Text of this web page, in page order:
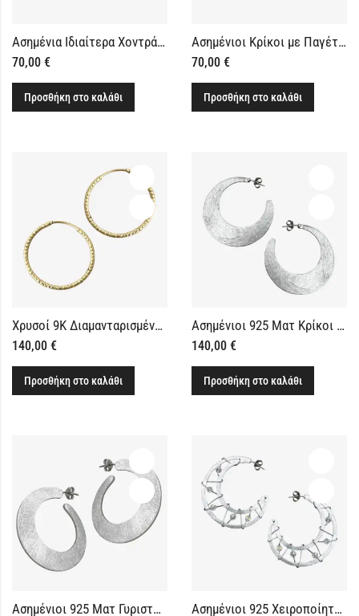
Ασημένια Ιδιαίτερα Χοντρά Κρικάκια Πράσινα
70,00 €
Προσθήκη στο καλάθι
Ασημένιοι Κρίκοι με Παγέτες Μεσαίο Μέγεθος
70,00 €
Προσθήκη στο καλάθι
Χρυσοί 9Κ Διαμανταρισμένοι Κρίκοι 2.5 cm
140,00 €
Προσθήκη στο καλάθι
Ασημένιοι 925 Ματ Κρίκοι Εντυπωσιακοί
140,00 €
Προσθήκη στο καλάθι
Ασημένιοι 925 Ματ Γυριστοί Κρίκοι Εντυπωσιακοί Ασημένιοι 925 Χειροποίητοι Κρίκοι Σκουλαρίκια